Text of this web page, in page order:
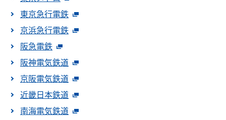
サステナビリティ
IR情報
採用情報
東京急行電鉄
京浜急行電鉄
阪急電鉄
阪神電気鉄道
京阪電気鉄道
近畿日本鉄道
南海電気鉄道